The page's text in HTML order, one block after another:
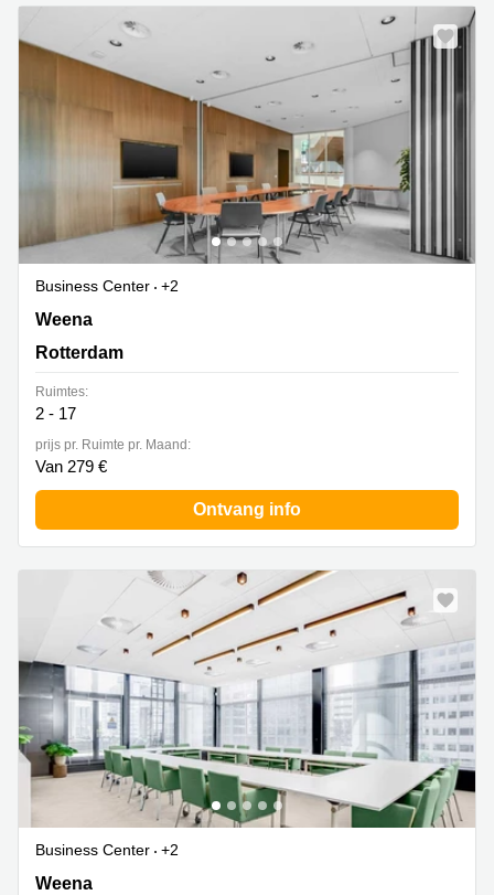
Kantoorruimte
in Arnhem
Coworking
Coworking
Zwolle
Coworking
Haarlem
Kantoor
Huren
in
Hengelo
Bedrijfsruimte
Huren in
Nijmegen
Business Center
+2
Weena 290, Rotterdam
Weena
Rotterdam
Ruimtes:
2 - 17
prijs pr. Ruimte pr. Maand:
Van 279 €
Ontvang info
Business Center
+2
Weena 505, Rotterdam
Weena